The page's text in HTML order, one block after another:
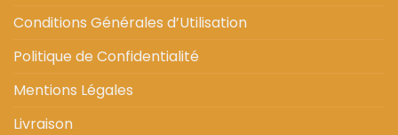
Conditions Générales d’Utilisation
Politique de Confidentialité
Mentions Légales
Livraison